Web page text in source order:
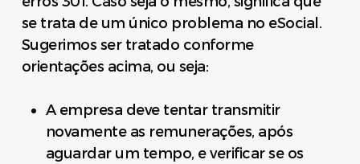
se trata de um único problema no eSocial.
Sugerimos ser tratado conforme
orientações acima, ou seja:
A empresa deve tentar transmitir
novamente as remunerações, após
aguardar um tempo, e verificar se os